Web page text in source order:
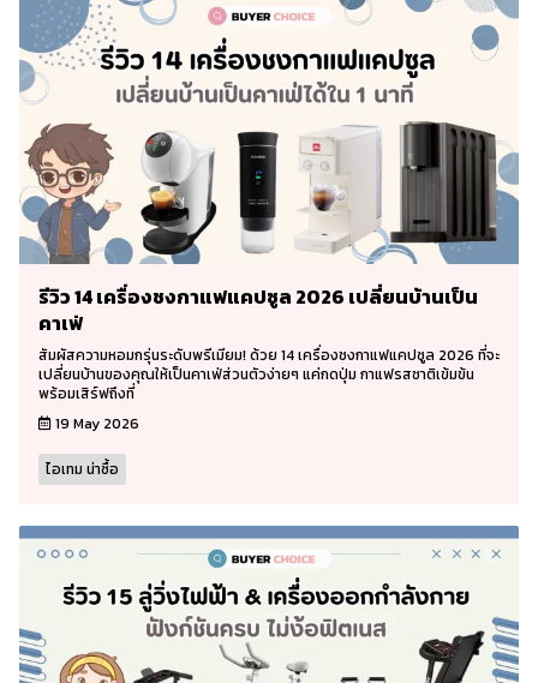
รีวิว 14 เครื่องชงกาแฟแคปซูล 2026 เปลี่ยนบ้านเป็น
คาเฟ่
สัมผัสความหอมกรุ่นระดับพรีเมียม! ด้วย 14 เครื่องชงกาแฟแคปซูล 2026 ที่จะ
เปลี่ยนบ้านของคุณให้เป็นคาเฟ่ส่วนตัวง่ายๆ แค่กดปุ่ม กาแฟรสชาติเข้มข้น
พร้อมเสิร์ฟถึงที่
19 May 2026
ไอเทม น่าซื้อ